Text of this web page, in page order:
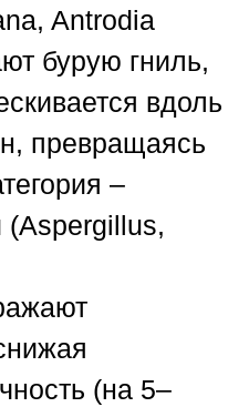
Antrodia
бурую гниль,
вдоль
превращаясь
–
(Aspergillus,
(на 5–